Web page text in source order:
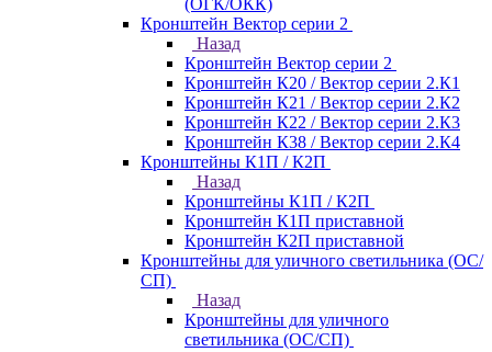
(ОГК/ОКК)
Кронштейн Вектор серии 2
Назад
Кронштейн Вектор серии 2
Кронштейн К20 / Вектор серии 2.К1
Кронштейн К21 / Вектор серии 2.К2
Кронштейн К22 / Вектор серии 2.К3
Кронштейн К38 / Вектор серии 2.К4
Кронштейны К1П / К2П
Назад
Кронштейны К1П / К2П
Кронштейн К1П приставной
Кронштейн К2П приставной
Кронштейны для уличного светильника (ОС/
СП)
Назад
Кронштейны для уличного
светильника (ОС/СП)